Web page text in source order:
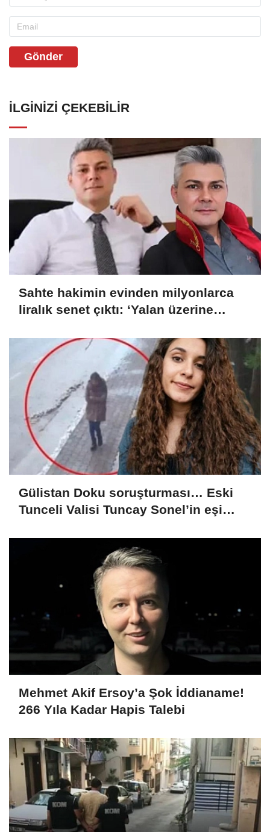
Gönder
İLGINIZI ÇEKEBILIR
Sahte hakimin evinden milyonlarca
liralık senet çıktı: ‘Yalan üzerine
Gülistan Doku soruşturması… Eski
Tunceli Valisi Tuncay Sonel’in eşi
Mehmet Akif Ersoy’a Şok İddianame!
266 Yıla Kadar Hapis Talebi